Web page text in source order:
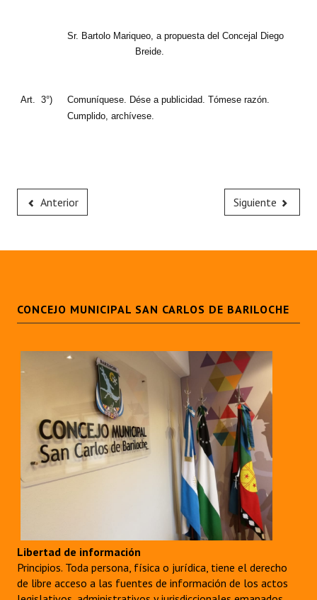
Sr. Bartolo Mariqueo, a propuesta del Concejal Diego
Breide.
Art. 3°)
Comuníquese. Dése a publicidad. Tómese razón.
Cumplido, archívese.
Anterior Siguiente
CONCEJO MUNICIPAL SAN CARLOS DE BARILOCHE
Libertad de información
Principios. Toda persona, física o jurídica, tiene el derecho
de libre acceso a las fuentes de información de los actos